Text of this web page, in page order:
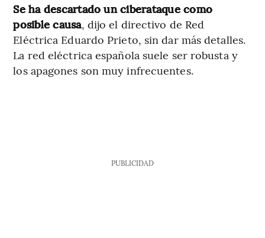
Se ha descartado un ciberataque como
posible causa, dijo el directivo de Red
Eléctrica Eduardo Prieto, sin dar más detalles.
La red eléctrica española suele ser robusta y
los apagones son muy infrecuentes.
PUBLICIDAD